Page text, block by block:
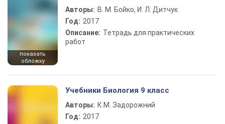
показать
обложку
Авторы: В. М. Бойко, И. Л. Дитчук
Год: 2017
Описание: Тетрадь для практических
работ
Учебники Биология 9 класс
Авторы: К.М. Задорожний
Год: 2017